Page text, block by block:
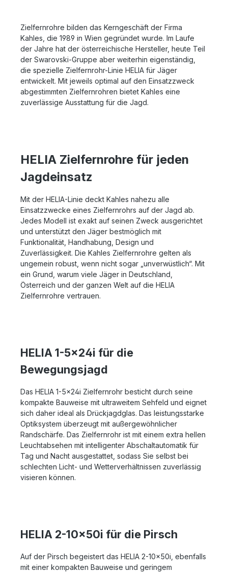
verlassen. Das Zielfernrohr punktet mit allen wichtigen
Faktoren, die ein vielseitig einsetzbares Modell
benötigt. Funktionalität, Handhabung und Ergonomie
wissen in den unterschiedlichen Situationen zu
punkten. Lassen Sie sich gerne ausführlich zum HELIA
1,6-8x42i – wahlweise mit oder ohne SR-Schiene –
beraten. Sie erreichen unsere Experten telefonisch
unter 06071-922765 oder per Nachricht.
Vergrößerung für einen irritationsfreien Blick mit
beiden Augen Tag/Nacht Leuchtabsehen mit
intelligenter Abschaltautomatik OILPHOBIC
beschichtete Linsen
Zielfernrohre bilden das Kerngeschäft der Firma
Kahles, die 1989 in Wien gegründet wurde. Im Laufe
der Jahre hat der österreichische Hersteller, heute Teil
der Swarovski-Gruppe aber weiterhin eigenständig,
die spezielle Zielfernrohr-Linie HELIA für Jäger
entwickelt. Mit jeweils optimal auf den Einsatzzweck
abgestimmten Zielfernrohren bietet Kahles eine
zuverlässige Ausstattung für die Jagd.
HELIA Zielfernrohre für jeden
Jagdeinsatz
Mit der HELIA-Linie deckt Kahles nahezu alle
Einsatzzwecke eines Zielfernrohrs auf der Jagd ab.
Jedes Modell ist exakt auf seinen Zweck ausgerichtet
und unterstützt den Jäger bestmöglich mit
Funktionalität, Handhabung, Design und
Zuverlässigkeit. Die Kahles Zielfernrohre gelten als
ungemein robust, wenn nicht sogar „unverwüstlich“. Mit
ein Grund, warum viele Jäger in Deutschland,
Österreich und der ganzen Welt auf die HELIA
Zielfernrohre vertrauen.
HELIA 1-5x24i für die
Bewegungsjagd
Das HELIA 1-5x24i Zielfernrohr besticht durch seine
kompakte Bauweise mit ultraweitem Sehfeld und eignet
sich daher ideal als Drückjagdglas. Das leistungsstarke
Optiksystem überzeugt mit außergewöhnlicher
Randschärfe. Das Zielfernrohr ist mit einem extra hellen
Leuchtabsehen mit intelligenter Abschaltautomatik für
Tag und Nacht ausgestattet, sodass Sie selbst bei
schlechten Licht- und Wetterverhältnissen zuverlässig
visieren können.
HELIA 2-10x50i für die Pirsch
Auf der Pirsch begeistert das HELIA 2-10x50i, ebenfalls
mit einer kompakten Bauweise und geringem